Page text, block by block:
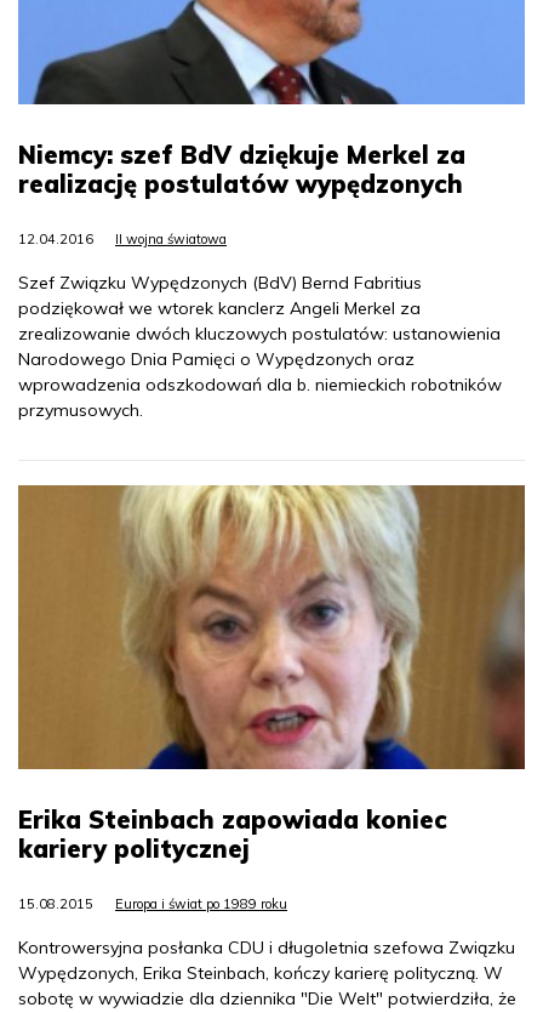
Niemcy: szef BdV dziękuje Merkel za
realizację postulatów wypędzonych
12.04.2016 II wojna światowa
Szef Związku Wypędzonych (BdV) Bernd Fabritius
podziękował we wtorek kanclerz Angeli Merkel za
zrealizowanie dwóch kluczowych postulatów: ustanowienia
Narodowego Dnia Pamięci o Wypędzonych oraz
wprowadzenia odszkodowań dla b. niemieckich robotników
przymusowych.
Erika Steinbach zapowiada koniec
kariery politycznej
15.08.2015 Europa i świat po 1989 roku
Kontrowersyjna posłanka CDU i długoletnia szefowa Związku
Wypędzonych, Erika Steinbach, kończy karierę polityczną. W
sobotę w wywiadzie dla dziennika "Die Welt" potwierdziła, że